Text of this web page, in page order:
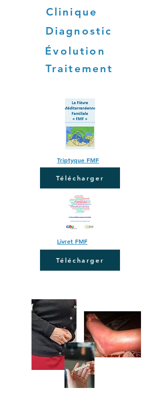
Diagnostic
Clinique
Évolution
Traitement
Triptyque FMF
Télécharger
Livret FMF
Télécharger